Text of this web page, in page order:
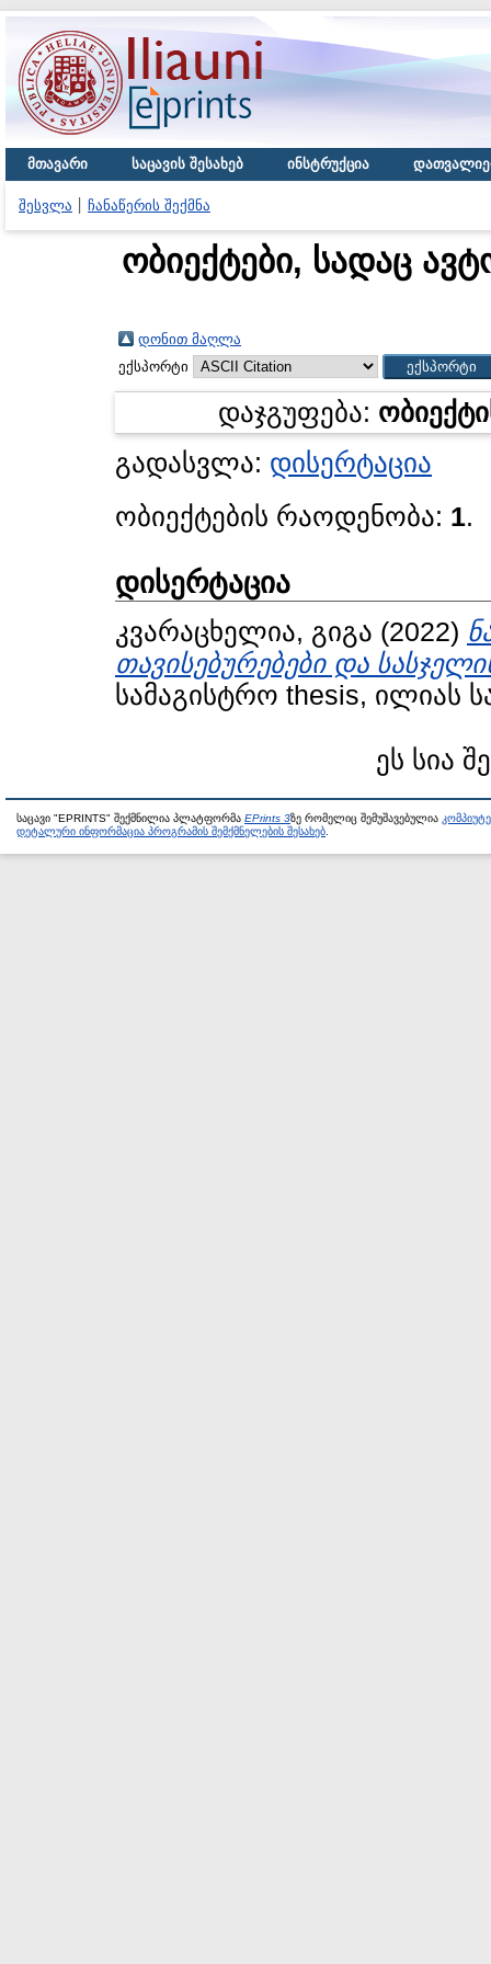
მთავარი საცავის შესახებ ინსტრუქცია
შესვლა ჩანაწერის შექმნა
ობიექტები, სადაც
დონით მაღლა
ექსპორტი
დაჯგუფება:
გადასვლა: დისერტაცია
ობიექტების რაოდენობა: 1.
დისერტაცია
კვარაცხელია, გიგა (2022)
თავისებურებები და
სამაგისტრო thesis, ილიას
ეს სია
საცავი "EPRINTS" შექმნილია პლატფორმა EPrints 3ზე რომელიც შემუშავებულია
დეტალური ინფორმაცია პროგრამის შემქმნელების შესახებ